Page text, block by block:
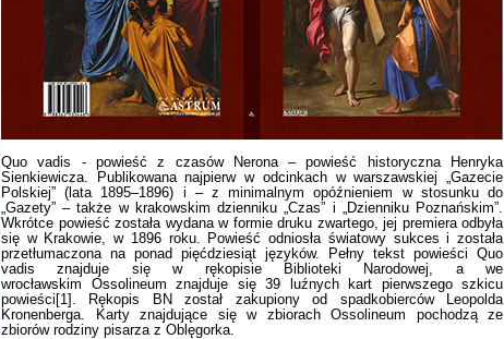
Quo vadis - powieść z czasów Nerona – powieść historyczna Henryka
Sienkiewicza. Publikowana najpierw w odcinkach w warszawskiej „Gazecie
Polskiej” (lata 1895–1896) i – z minimalnym opóźnieniem w stosunku do
„Gazety” – także w krakowskim dzienniku „Czas” i „Dzienniku Poznańskim”.
Wkrótce powieść została wydana w formie druku zwartego, jej premiera odbyła
się w Krakowie, w 1896 roku. Powieść odniosła światowy sukces i została
przetłumaczona na ponad pięćdziesiąt języków. Pełny tekst powieści Quo
vadis znajduje się w rękopisie Biblioteki Narodowej, a we
wrocławskim Ossolineum znajduje się 39 luźnych kart pierwszego szkicu
powieści[1]. Rękopis BN został zakupiony od spadkobierców Leopolda
Kronenberga. Karty znajdujące się w zbiorach Ossolineum pochodzą ze
zbiorów rodziny pisarza z Oblęgorka.